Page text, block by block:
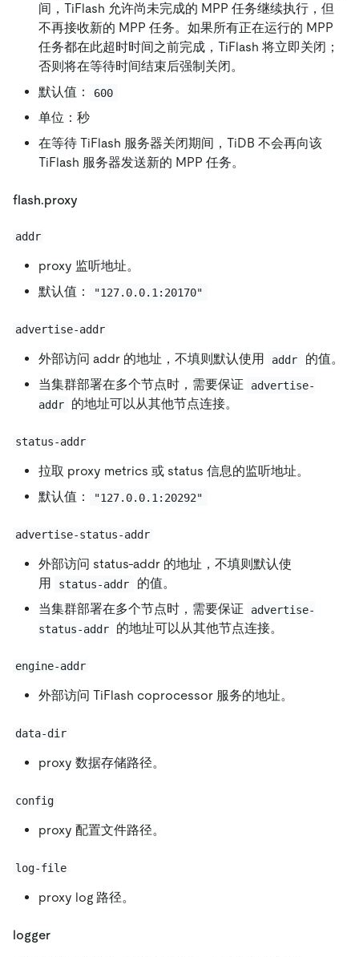
间，TiFlash 允许尚未完成的 MPP 任务继续执行，但
不再接收新的 MPP 任务。如果所有正在运行的 MPP
任务都在此超时时间之前完成，TiFlash 将立即关闭；
否则将在等待时间结束后强制关闭。
默认值：
600
单位：秒
在等待 TiFlash 服务器关闭期间，TiDB 不会再向该
TiFlash 服务器发送新的 MPP 任务。
flash.proxy
addr
proxy 监听地址。
默认值：
"127.0.0.1:20170"
advertise-addr
外部访问 addr 的地址，不填则默认使用 addr
的值。
当集群部署在多个节点时，需要保证
advertise-
addr
的地址可以从其他节点连接。
status-addr
拉取 proxy metrics 或 status 信息的监听地址。
默认值：
"127.0.0.1:20292"
advertise-status-addr
外部访问 status-addr 的地址，不填则默认使
用
status-addr
的值。
当集群部署在多个节点时，需要保证
advertise-
status-addr
的地址可以从其他节点连接。
engine-addr
外部访问 TiFlash coprocessor 服务的地址。
data-dir
proxy 数据存储路径。
config
proxy 配置文件路径。
log-file
proxy log 路径。
logger